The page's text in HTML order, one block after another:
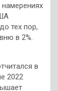
намерениях
тех пор,
в 2%.
в
2022